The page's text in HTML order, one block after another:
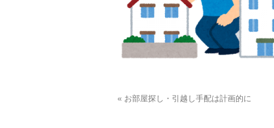
« お部屋探し・引越し手配は計画的に